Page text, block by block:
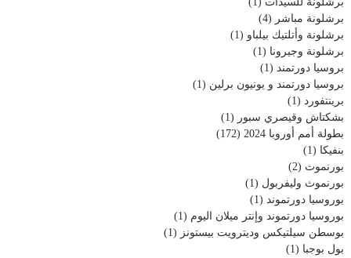
برشلونة مباشر (4)
برشلونة وأتلتيك بيلباو (1)
برشلونة وجيرونا (1)
بروسيا دورتمند (1)
بروسيا دورتمند و يونيون برلين (1)
برينتفورد (1)
بشكتاش وقيصري سبور (1)
بطولة أمم أوروبا 2024
(172)
بنفيكا (1)
بورنموث (2)
بورنموث وليفربول (1)
بوروسيا دورتموند (1)
بوروسيا دورتموند وإنتر ميلان اليوم (1)
بوسطن سيلتيكس وديترويت بيستونز (1)
بول بوجبا (1)